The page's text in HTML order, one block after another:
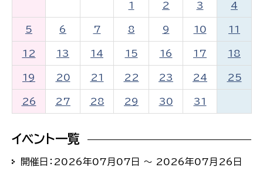
1 2 3 4
5 6 7 8 9 10 11
12 13 14 15 16 17 18
19 20 21 22 23 24 25
26 27 28 29 30 31
イベント一覧
開催日：2026年07月07日 ～ 2026年07月26日